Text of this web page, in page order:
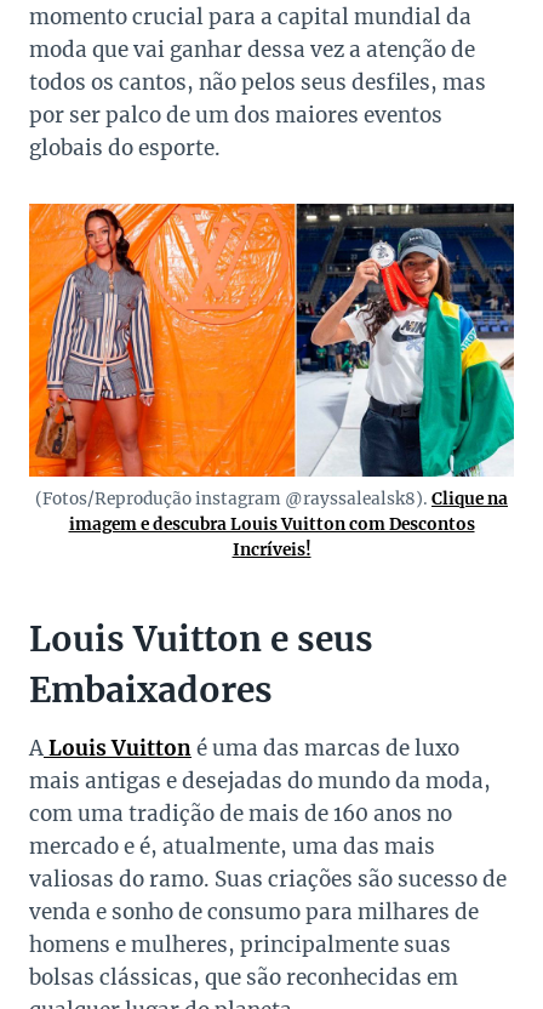
momento crucial para a capital mundial da
moda que vai ganhar dessa vez a atenção de
todos os cantos, não pelos seus desfiles, mas
por ser palco de um dos maiores eventos
globais do esporte.
(Fotos/Reprodução instagram @rayssalealsk8). Clique na
imagem e descubra Louis Vuitton com Descontos
Incríveis!
Louis Vuitton e seus
Embaixadores
ALouis Vuittoné uma das marcas de luxo
mais antigas e desejadas do mundo da moda,
com uma tradição de mais de 160 anos no
mercado e é, atualmente, uma das mais
valiosas do ramo. Suas criações são sucesso de
venda e sonho de consumo para milhares de
homens e mulheres, principalmente suas
bolsas clássicas, que são reconhecidas em